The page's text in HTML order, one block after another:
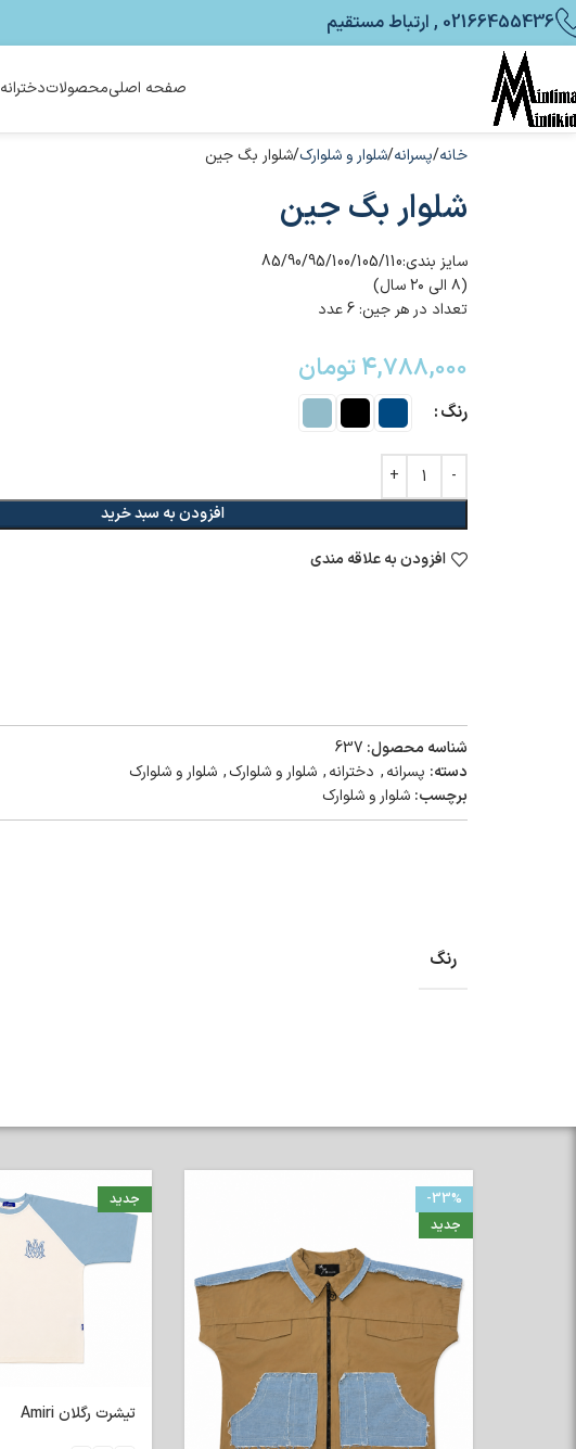
02166455436 , ارتباط مستقیم
صفحه اصلیمحصولاتدخترانه
خانه پسرانه شلوار و شلوارک شلوار بگ جین
شلوار بگ جین
سایز بندی:85/90/95/100/105/110
(۸ الی ۲۰ سال)
تعداد در هر جین: 6 عدد
۴,۷۸۸,۰۰۰تومان
رنگ
افزودن به سبد خرید
افزودن به علاقه مندی
شناسه محصول: 637
دسته: پسرانه, دخترانه, شلوار و شلوارک, شلوار و شلوارک
برچسب: شلوار و شلوارک
رنگ
-33%
جدید
جدید
تیشرت رگلان Amiri